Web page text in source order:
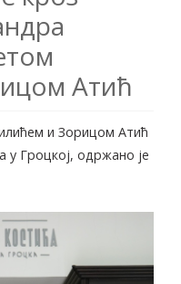
Атић
и Зорицом Атић
у Гроцкој, одржано је